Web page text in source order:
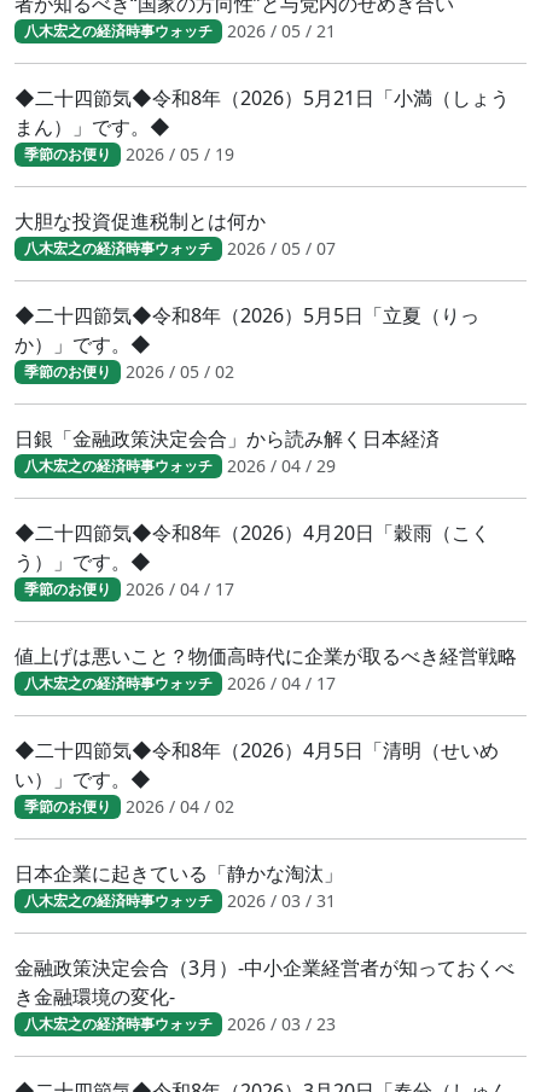
八木宏之の経済時事ウォッチ 2026 / 05 / 21
◆二十四節気◆令和8年（2026）5月21日「小満（しょう
まん）」です。◆
季節のお便り 2026 / 05 / 19
大胆な投資促進税制とは何か
八木宏之の経済時事ウォッチ 2026 / 05 / 07
◆二十四節気◆令和8年（2026）5月5日「立夏（りっ
か）」です。◆
季節のお便り 2026 / 05 / 02
日銀「金融政策決定会合」から読み解く日本経済
八木宏之の経済時事ウォッチ 2026 / 04 / 29
◆二十四節気◆令和8年（2026）4月20日「穀雨（こく
う）」です。◆
季節のお便り 2026 / 04 / 17
値上げは悪いこと？物価高時代に企業が取るべき経営戦略
八木宏之の経済時事ウォッチ 2026 / 04 / 17
◆二十四節気◆令和8年（2026）4月5日「清明（せいめ
い）」です。◆
季節のお便り 2026 / 04 / 02
日本企業に起きている「静かな淘汰」
八木宏之の経済時事ウォッチ 2026 / 03 / 31
金融政策決定会合（3月）-中小企業経営者が知っておくべ
き金融環境の変化-
八木宏之の経済時事ウォッチ 2026 / 03 / 23